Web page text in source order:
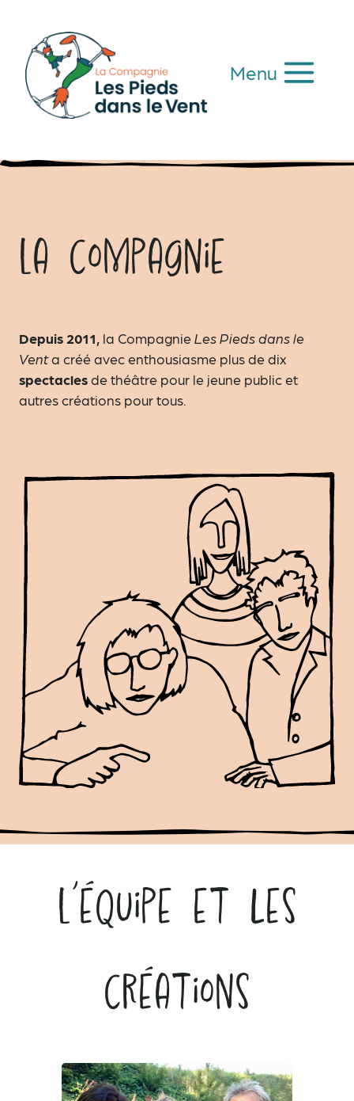
contenu
Menu
La compagnie
Depuis 2011, la CompagnieLes Pieds dans le
Venta créé avec enthousiasme plus de dix
spectaclesde théâtre pour le jeune public et
autres créations pour tous.
L’équipe et les
créations